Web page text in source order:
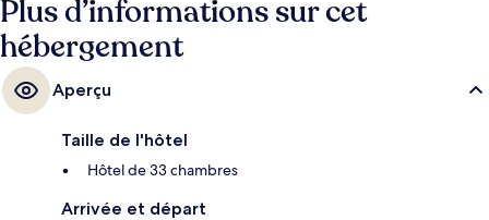
Plus d’informations sur cet
hébergement
Aperçu
Taille de l'hôtel
Hôtel de 33 chambres
Arrivée et départ